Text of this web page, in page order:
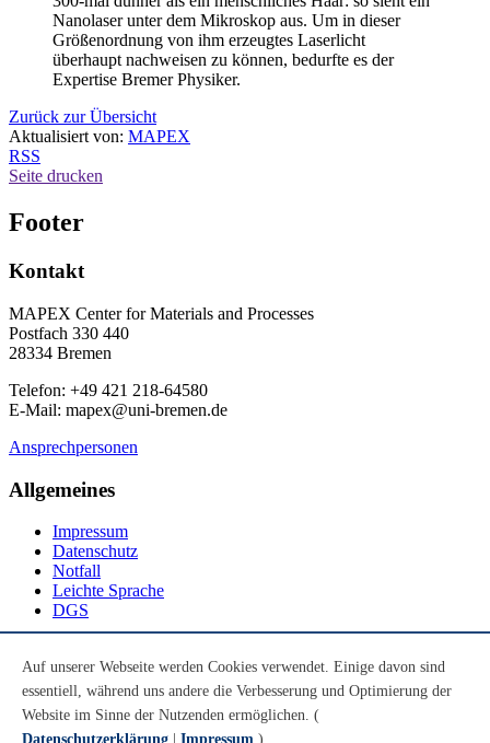
Nanolaser unter dem Mikroskop aus. Um in dieser
Größenordnung von ihm erzeugtes Laserlicht
überhaupt nachweisen zu können, bedurfte es der
Expertise Bremer Physiker.
Zurück zur Übersicht
Aktualisiert von: MAPEX
RSS
Seite drucken
Footer
Kontakt
MAPEX Center for Materials and Processes
Postfach 330 440
28334 Bremen
Telefon: +49 421 218-64580
E-Mail: mapex@uni-bremen.de
Ansprechpersonen
Allgemeines
Impressum
Datenschutz
Notfall
Leichte Sprache
DGS
Youtube
Instagram
LinkedIn
Auf unserer Webseite werden Cookies verwendet. Einige davon sind
essentiell, während uns andere die Verbesserung und Optimierung der
Website im Sinne der Nutzenden ermöglichen. (
Datenschutzerklärung
Impressum )